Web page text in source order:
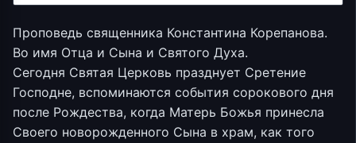
Проповедь священника Константина Корепанова.
Во имя Отца и Сына и Святого Духа.
Сегодня Святая Церковь празднует Сретение
Господне, вспоминаются события сорокового дня
после Рождества, когда Матерь Божья принесла
Своего новорожденного Сына в храм, как того